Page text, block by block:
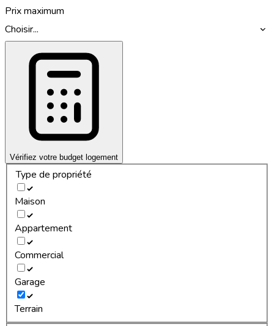
Prix maximum
Choisir...
Vérifiez votre budget logement
Type de propriété
Maison
Appartement
Commercial
Garage
Terrain